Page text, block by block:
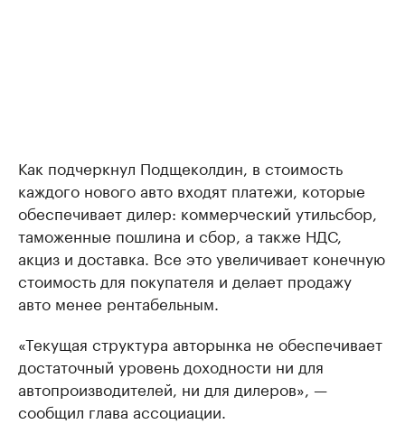
Как подчеркнул Подщеколдин, в стоимость
каждого нового авто входят платежи, которые
обеспечивает дилер: коммерческий утильсбор,
таможенные пошлина и сбор, а также НДС,
акциз и доставка. Все это увеличивает конечную
стоимость для покупателя и делает продажу
авто менее рентабельным.
«Текущая структура авторынка не обеспечивает
достаточный уровень доходности ни для
автопроизводителей, ни для дилеров», —
сообщил глава ассоциации.